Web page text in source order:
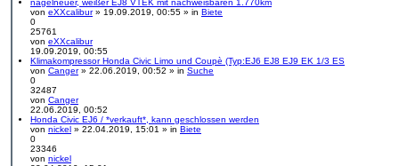
g
B
r
a
g
u
r
B
a
g
von eXXcalibur» 19.09.2019, 00:55 » in Biete
0
25761
von eXXcalibur
N
e
u
e
r
B
19.09.2019, 00:55
Klimakompressor Honda Civic Limo und Coupè (Typ:EJ6 EJ8 EJ9 EK 1/3 ES
von Canger» 22.06.2019, 00:52 » in Suche
0
32487
von Canger
N
e
u
22.06.2019, 00:52
Honda Civic EJ6 / *verkauft*, kann geschlossen werden
von nickel » 22.04.2019, 15:01 » in Biete
0
23346
von nickel